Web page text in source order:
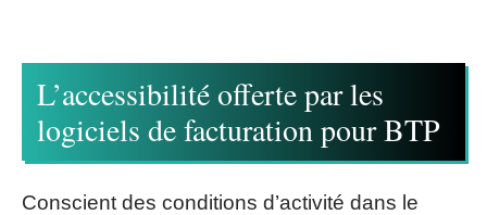
L’accessibilité offerte par les
logiciels de facturation pour BTP
Conscient des conditions d’activité dans le